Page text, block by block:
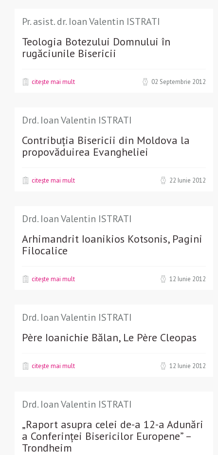
Pr. asist. dr. Ioan Valentin ISTRATI
Teologia Botezului Domnului în
rugăciunile Bisericii
citește mai mult 02 Septembrie 2012
Drd. Ioan Valentin ISTRATI
Contribuția Bisericii din Moldova la
propovăduirea Evangheliei
citește mai mult 22 Iunie 2012
Drd. Ioan Valentin ISTRATI
Arhimandrit Ioanikios Kotsonis, Pagini
Filocalice
citește mai mult 12 Iunie 2012
Drd. Ioan Valentin ISTRATI
Père Ioanichie Bălan, Le Père Cleopas
citește mai mult 12 Iunie 2012
Drd. Ioan Valentin ISTRATI
„Raport asupra celei de-a 12-a Adunări
a Conferinței Bisericilor Europene” –
Trondheim